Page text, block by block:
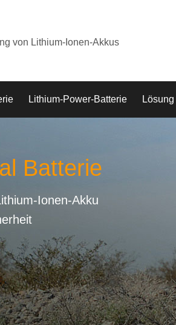
von Lithium-Ionen-Akkus
Lithium-Power-Batterie Lösung
Batterie
Ionen-Akku